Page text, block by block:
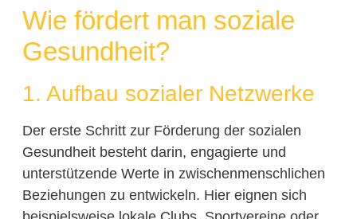
Wie fördert man soziale
Gesundheit?
1. Aufbau sozialer Netzwerke
Der erste Schritt zur Förderung der sozialen
Gesundheit besteht darin, engagierte und
unterstützende Werte in zwischenmenschlichen
Beziehungen zu entwickeln. Hier eignen sich